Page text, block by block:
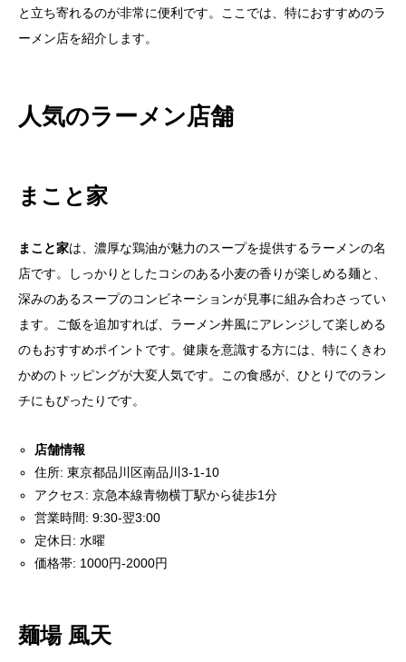
と立ち寄れるのが非常に便利です。ここでは、特におすすめのラ
ーメン店を紹介します。
人気のラーメン店舗
まこと家
まこと家は、濃厚な鶏油が魅力のスープを提供するラーメンの名
店です。しっかりとしたコシのある小麦の香りが楽しめる麺と、
深みのあるスープのコンビネーションが見事に組み合わさってい
ます。ご飯を追加すれば、ラーメン丼風にアレンジして楽しめる
のもおすすめポイントです。健康を意識する方には、特にくきわ
かめのトッピングが大変人気です。この食感が、ひとりでのラン
チにもぴったりです。
店舗情報
住所: 東京都品川区南品川3-1-10
アクセス: 京急本線青物横丁駅から徒歩1分
営業時間: 9:30-翌3:00
定休日: 水曜
価格帯: 1000円-2000円
麺場 風天